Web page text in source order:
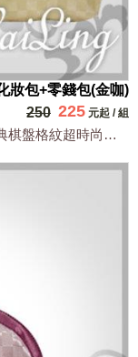
妝包+零錢包(金咖)
250 225 元起 /組
※防水輕便好拿最實用※經典棋盤格紋超時尚※明星商品萬用多功能